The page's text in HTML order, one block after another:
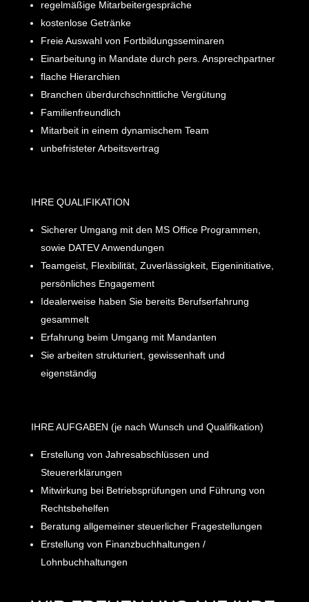
regelmäßige Mitarbeitergespräche
kostenlose Getränke
Freie Auswahl von Fortbildungsseminaren
Einarbeitung in Mandate durch pers. Ansprechpartner
flache Hierarchien
Branchen überdurchschnittliche Vergütung
Familienfreundlich
Mitarbeit in einem dynamischem Team
unbefristeter Arbeitsvertrag
IHRE QUALIFIKATION
Sicherer Umgang mit den MS Office Programmen,
sowie DATEV Anwendungen
Teamgeist, Flexibilität, Zuverlässigkeit, Eigeninitiative,
persönliches Engagement
Idealerweise haben Sie bereits Berufserfahrung
gesammelt
Erfahrung beim Umgang mit Mandanten
Sie arbeiten strukturiert, gewissenhaft und
eigenständig
IHRE AUFGABEN (je nach Wunsch und Qualifikation)
Erstellung von Jahresabschlüssen und
Steuererklärungen
Mitwirkung bei Betriebsprüfungen und Führung von
Rechtsbehelfen
Beratung allgemeiner steuerlicher Fragestellungen
Erstellung von Finanzbuchhaltungen /
Lohnbuchhaltungen